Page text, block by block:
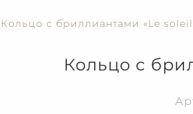
Кольцо с бриллиантами «Le
Кольцо с